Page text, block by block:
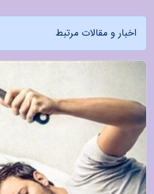
اخبار و مقالات مرتبط